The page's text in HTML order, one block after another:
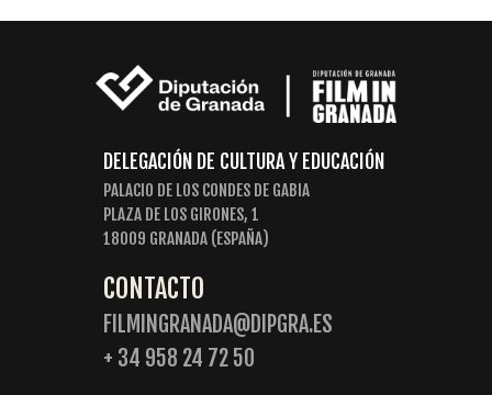
DELEGACIÓN DE CULTURA Y EDUCACIÓN
PALACIO DE LOS CONDES DE GABIA
PLAZA DE LOS GIRONES, 1
18009 GRANADA (ESPAÑA)
CONTACTO
FILMINGRANADA@DIPGRA.ES
+ 34 958 24 72 50